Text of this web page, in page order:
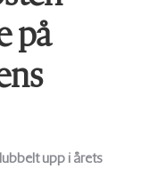
på
upp i årets